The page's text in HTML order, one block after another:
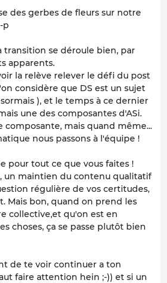
des gerbes de fleurs sur notre
p
transition se déroule bien, par
apparents.
la relève relever le défi du post
considère que DS est un sujet
), et le temps à ce dernier
une des composantes d'ASi.
composante, mais quand même...
nous passons à l'équipe !
pour tout ce que vous faites !
un maintien du contenu qualitatif
régulière de vos certitudes,
Mais bon, quand on prend les
collective,et qu'on est en
choses, ça se passe plutôt bien
de te voir continuer a ton
faire attention hein ;-)) et si un